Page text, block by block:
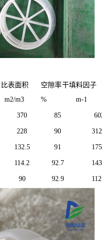
比表面积
m2/m3
空隙率
%
干填料因子
m-1
370 85
228 90
132.5 91
114.2 92.7
90 92.9